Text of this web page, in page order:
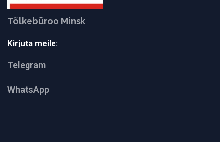
Tõlkebüroo Minsk
Kirjuta meile:
Telegram
WhatsApp